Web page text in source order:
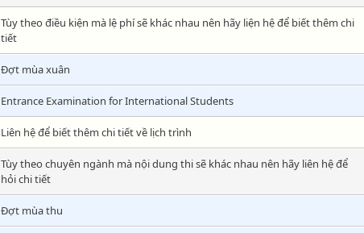
Tùy theo điều kiện mà lệ phí sẽ khác nhau nên hãy liện hệ để biết thêm chi
tiết
Đợt mùa xuân
Entrance Examination for International Students
Liên hệ để biết thêm chi tiết về lịch trình
Tùy theo chuyên ngành mà nội dung thi sẽ khác nhau nên hãy liên hệ để
hỏi chi tiết
Đợt mùa thu